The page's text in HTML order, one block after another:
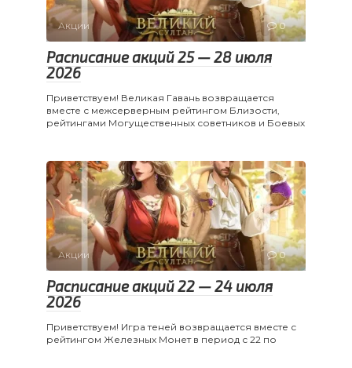
Акции 0
Расписание акций 25 — 28 июля
2026
Приветствуем! Великая Гавань возвращается
вместе с межсерверным рейтингом Близости,
рейтингами Могущественных советников и Боевых
Акции 0
Расписание акций 22 — 24 июля
2026
Приветствуем! Игра теней возвращается вместе с
рейтингом Железных Монет в период с 22 по